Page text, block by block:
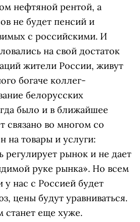
нефтяной рентой, а
не будет пенсий и
с российскими. И
на свой достаток
жители России, живут
богаче коллег-
белорусских
было и в ближайшее
связано во многом со
на товары и услуги:
регулирует рынок и не дает
руке рынка». Но всем
у нас с Россией будет
цены будут уравниваться.
станет еще хуже.